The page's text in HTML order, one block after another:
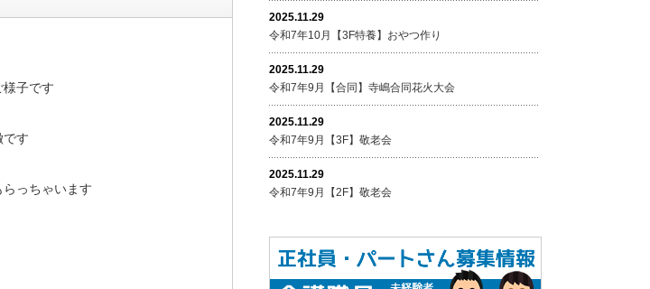
子です
です
っちゃいます
2025.11.29
令和7年10月【3F特養】おやつ作り
2025.11.29
令和7年9月【合同】寺嶋合同花火大会
2025.11.29
令和7年9月【3F】敬老会
2025.11.29
令和7年9月【2F】敬老会